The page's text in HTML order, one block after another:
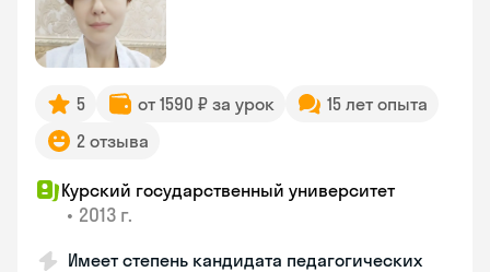
5 от 1590 ₽ за урок
15 лет опыта
2 отзыва
Курский государственный университет
• 2013 г.
Имеет степень кандидата педагогических